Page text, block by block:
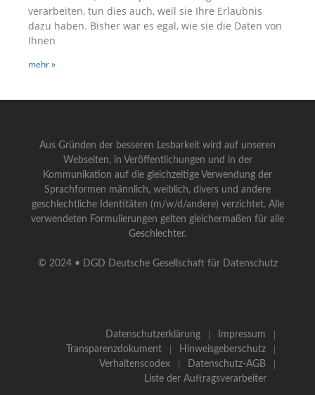
verarbeiten, tun dies auch, weil sie Ihre Erlaubnis
dazu haben. Bisher war es egal, wie sie die Daten von
Ihnen
mehr »
Aus Gründen der besseren Lesbarkeit wird auf unseren
Webseiten, in Veröffentlichungen und in der
Kommunikation auf die gleichzeitige Verwendung der
Sprachformen männlich, weiblich, divers und andere
geschlechtliche Identitäten (m/w/d/andere) verzichtet. Alle
verwendeten Formulierungen gelten gleichermaßen für alle
Geschlechter.
© 2024 • DGD Deutsche Gesellschaft für Datenschutz
Datenschutzerklärung
Impressum
Transparenzdokument
Hinweisgeberschutz
Verhaltenscodex
Datenschutz-AGB
Liste der Auftragsverarbeiter